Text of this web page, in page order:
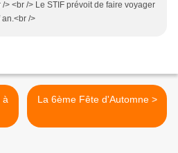
> <br /> Le STIF prévoit de faire voyager
/>
La 6ème Fête d'Automne >